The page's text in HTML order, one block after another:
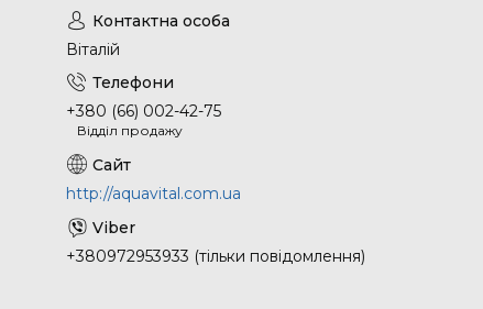
Віталій
+380 (66) 002-42-75
Відділ продажу
http://aquavital.com.ua
+380972953933 (тільки повідомлення)